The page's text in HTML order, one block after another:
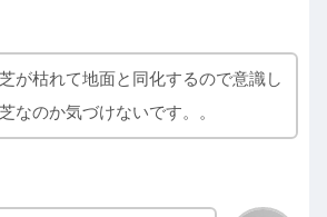
が枯れて地面と同化するので意識し
なのか気づけないです。。